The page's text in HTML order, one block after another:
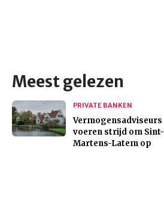
Meest gelezen
PRIVATE BANKEN
Vermogensadviseurs
voeren strijd om Sint-
Martens-Latem op